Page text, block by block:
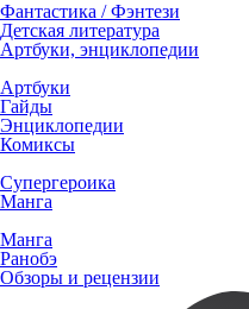
Фантастика / Фэнтези
Детская литература
Артбуки, энциклопедии
Артбуки
Гайды
Энциклопедии
Комиксы
Супергероика
Манга
Манга
Ранобэ
Обзоры и рецензии